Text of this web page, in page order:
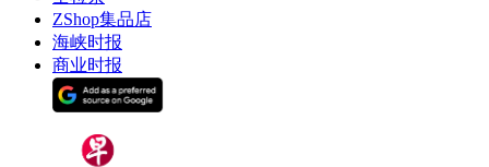
ZShop集品店
海峡时报
商业时报